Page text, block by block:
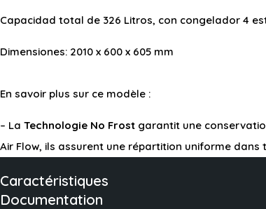
Capacidad total de 326 Litros, con congelador 4
Dimensiones: 2010 x 600 x 605 mm
En savoir plus sur ce modèle :
– La Technologie No Frost garantit une
Air Flow, ils assurent une répartition uniforme
Caractéristiques
Documentation